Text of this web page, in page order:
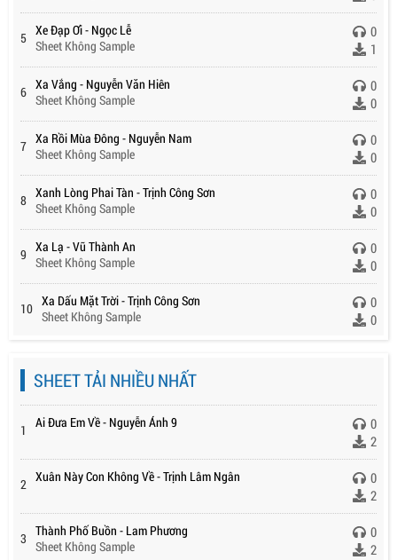
5 Xe Đạp Ơi - Ngọc Lễ
Sheet Không Sample
0
1
6 Xa Vắng - Nguyễn Văn Hiên
Sheet Không Sample
0
0
7 Xa Rồi Mùa Đông - Nguyễn Nam
Sheet Không Sample
0
0
8 Xanh Lòng Phai Tàn - Trịnh Công Sơn
Sheet Không Sample
0
0
9 Xa Lạ - Vũ Thành An
Sheet Không Sample
0
0
10 Xa Dấu Mặt Trời - Trịnh Công Sơn
Sheet Không Sample
0
0
SHEET TẢI NHIỀU NHẤT
1 Ai Đưa Em Về - Nguyễn Ánh 9
0
2
2 Xuân Này Con Không Về - Trịnh Lâm Ngân
0
2
3 Thành Phố Buồn - Lam Phương
Sheet Không Sample
0
2